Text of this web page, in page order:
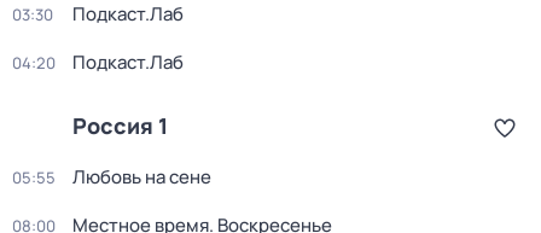
03:30 Подкаст.Лаб
04:20 Подкаст.Лаб
Россия 1
05:55 Любовь на сене
08:00 Местное время. Воскресенье